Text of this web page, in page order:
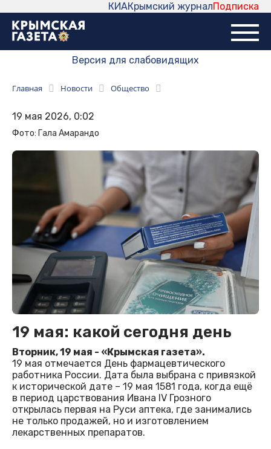
Подписка
Крымский журнал
КИА
Версия для слабовидящих
Главная Новости Общество
19 мая 2026, 0:02
Фото: Гала Амарандо
19 мая: какой сегодня день
Вторник, 19 мая - «Крымская газета».
19 мая отмечается День фармацевтического
работника России. Дата была выбрана с привязкой
к исторической дате – 19 мая 1581 года, когда ещё
в период царствования Ивана IV Грозного
открылась первая на Руси аптека, где занимались
не только продажей, но и изготовлением
лекарственных препаратов.